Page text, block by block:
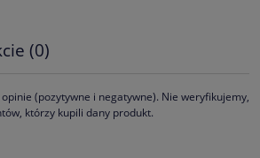
(0)
(pozytywne i negatywne). Nie weryfikujemy,
którzy kupili dany produkt.